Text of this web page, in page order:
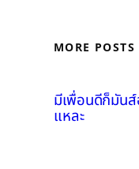
MORE POSTS
มีเพื่อนดีก็มัน
แหละ